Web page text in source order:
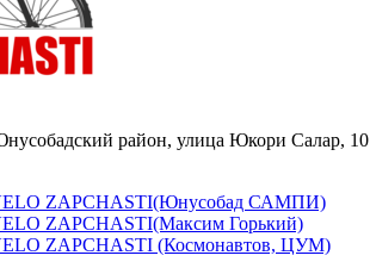
район, улица Юкори Салар, 10
ZAPCHASTI(Юнусобад САМПИ)
ZAPCHASTI(Максим Горький)
ZAPCHASTI (Космонавтов, ЦУМ)